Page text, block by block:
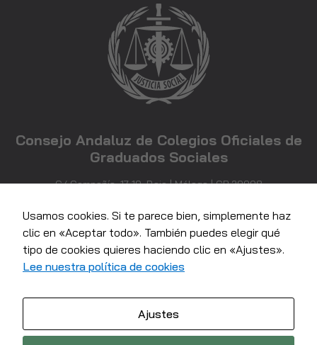
Consejo Andaluz de Colegios Oficiales de
Graduados Sociales
C/ Compañía, 17-19, Bajo | Málaga | CP 29008
info@consejoandaluzgraduadossociales.com
© 2022 Consejo Andaluz de colegios Oficiales de Graduados
Usamos cookies. Si te parece bien, simplemente haz
clic en «Aceptar todo». También puedes elegir qué
tipo de cookies quieres haciendo clic en «Ajustes».
Lee nuestra política de cookies
Ajustes
aumentas la
posibilidad de
ver contenido y
ofertas
personalizados.